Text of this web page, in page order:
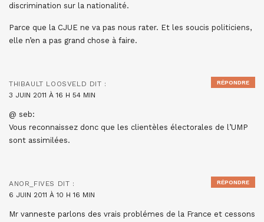
discrimination sur la nationalité.
Parce que la CJUE ne va pas nous rater. Et les soucis politiciens,
elle n’en a pas grand chose à faire.
THIBAULT LOOSVELD DIT :
3 JUIN 2011 À 16 H 54 MIN
@ seb:
Vous reconnaissez donc que les clientèles électorales de l’UMP
sont assimilées.
RÉPONDRE
ANOR_FIVES DIT :
6 JUIN 2011 À 10 H 16 MIN
Mr vanneste parlons des vrais problémes de la France et cessons
RÉPONDRE